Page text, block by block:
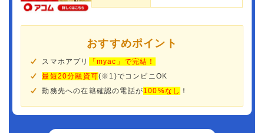
おすすめポイント
スマホアプリ
「myac」で完結！
最短20分融資可(※1)でコンビニOK
勤務先への在籍確認の電話が100%なし ！